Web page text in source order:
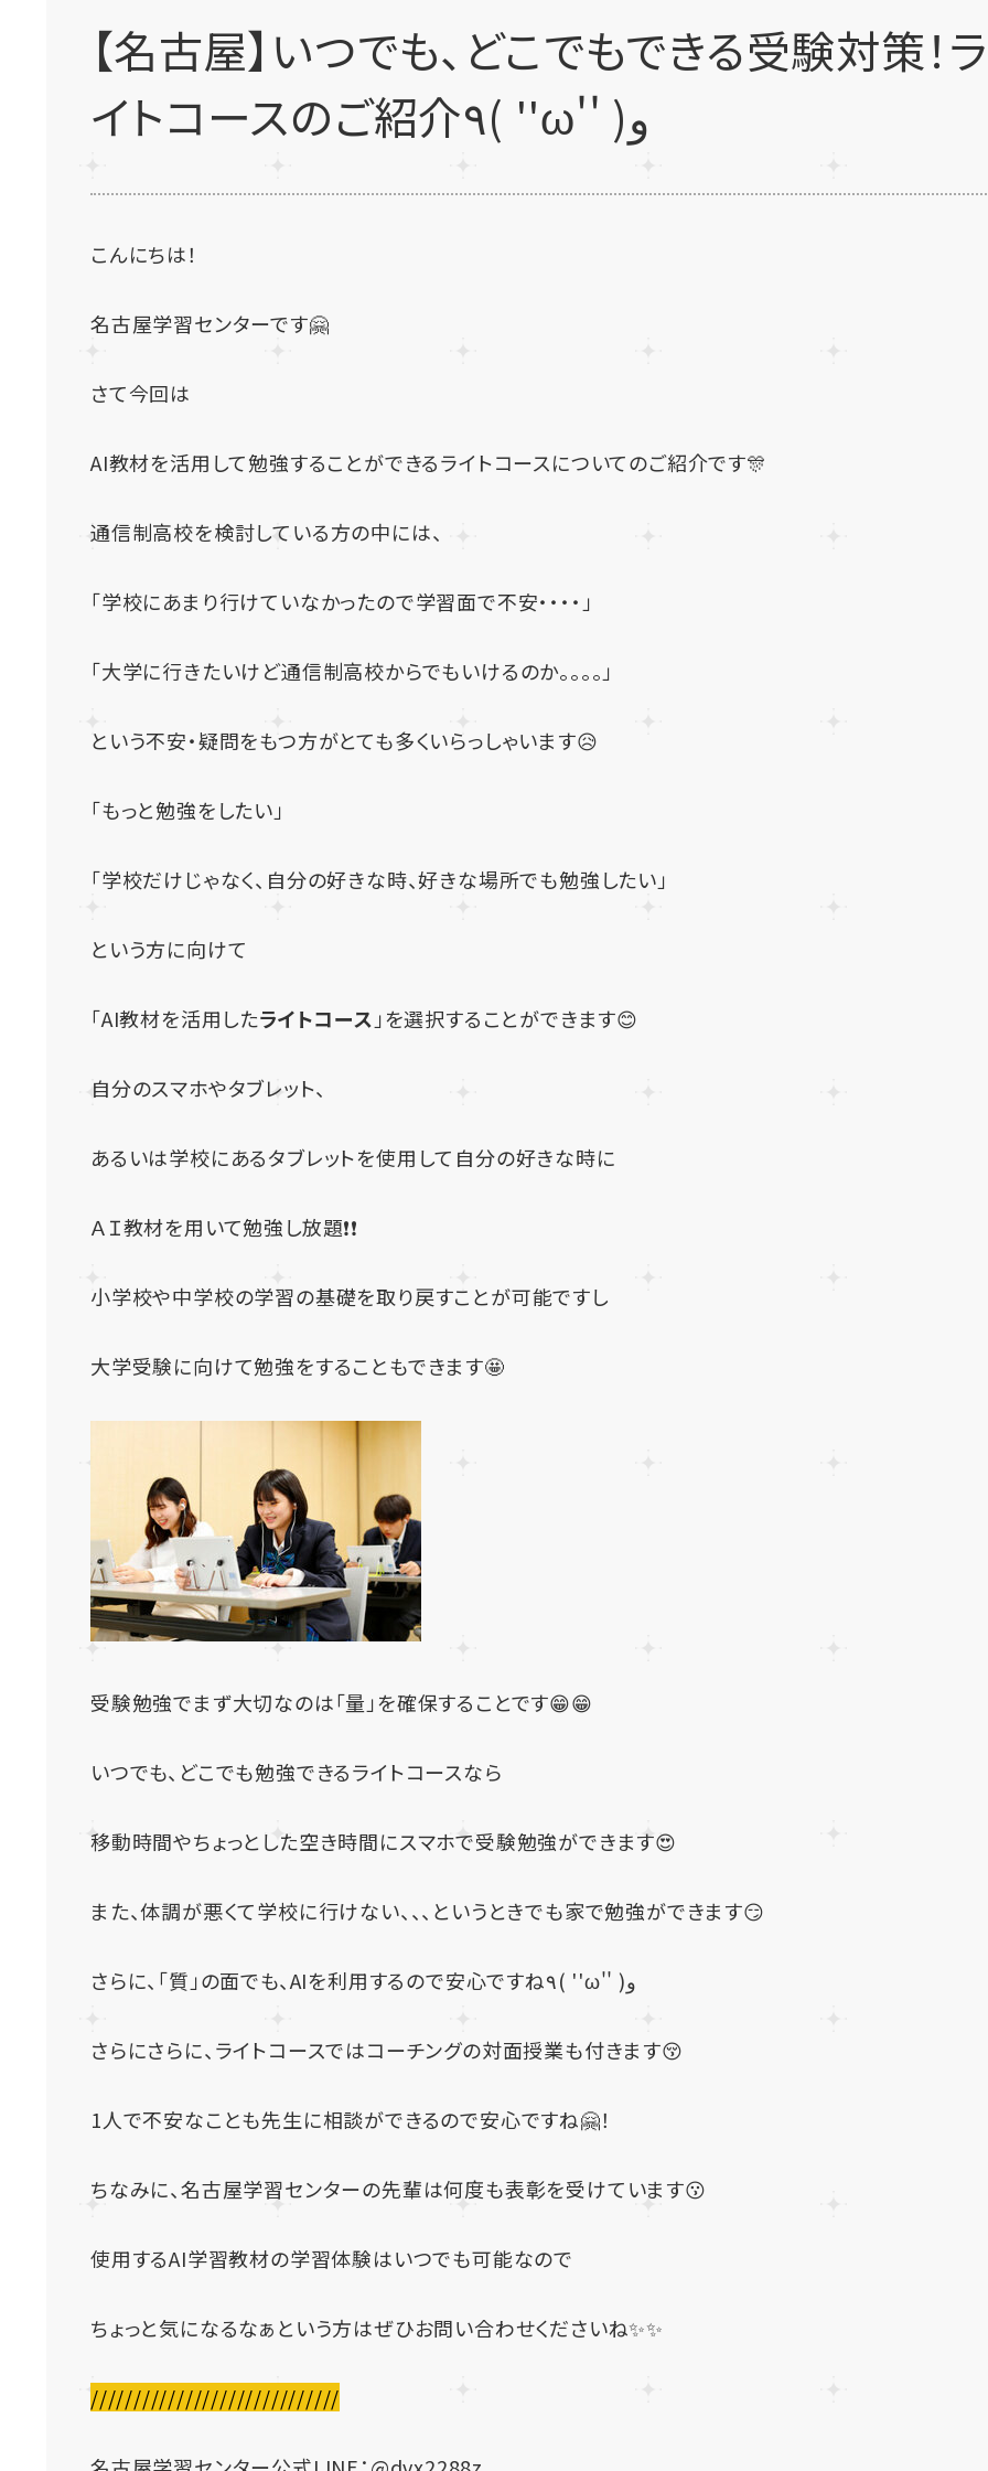
【名古屋】いつでも、どこでもできる受験対策！ラ
イトコースのご紹介٩( ''ω'' )و
こんにちは！
名古屋学習センターです🤗
さて今回は
AI教材を活用して勉強することができるライトコースについてのご紹介です🎊
通信制高校を検討している方の中には、
「学校にあまり行けていなかったので学習面で不安・・・・」
「大学に行きたいけど通信制高校からでもいけるのか。。。。」
という不安・疑問をもつ方がとても多くいらっしゃいます😥
「もっと勉強をしたい」
「学校だけじゃなく、自分の好きな時、好きな場所でも勉強したい」
という方に向けて
「AI教材を活用したライトコース 」を選択することができます😊
自分のスマホやタブレット、
あるいは学校にあるタブレットを使用して自分の好きな時に
ＡＩ教材を用いて勉強し放題❗❗
小学校や中学校の学習の基礎を取り戻すことが可能ですし
大学受験に向けて勉強をすることもできます🤩
受験勉強でまず大切なのは「量」を確保することです😁😁
いつでも、どこでも勉強できるライトコースなら
移動時間やちょっとした空き時間にスマホで受験勉強ができます😍
また、体調が悪くて学校に行けない、、、というときでも家で勉強ができます😏
さらに、「質」の面でも、AIを利用するので安心ですね٩( ''ω'' )و
さらにさらに、ライトコースではコーチングの対面授業も付きます😚
1人で不安なことも先生に相談ができるので安心ですね🤗！
ちなみに、名古屋学習センターの先輩は何度も表彰を受けています😗
使用するAI学習教材の学習体験はいつでも可能なので
ちょっと気になるなぁという方はぜひお問い合わせくださいね✨✨
/////////////////////////////